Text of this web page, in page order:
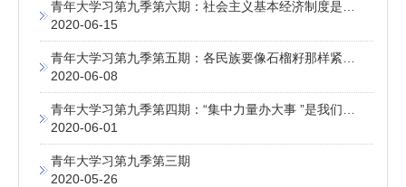
2020-06-15
2020-06-08
2020-06-01
青年大学习第九季第三期
2020-05-26